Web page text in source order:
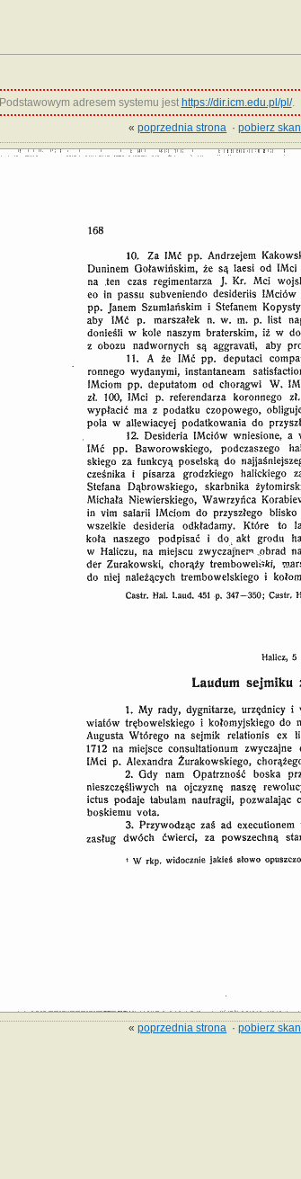
Podstawowym adresem systemu jest https://dir.icm.edu.pl/pl/.
«poprzednia strona ·pobierz skan
«poprzednia strona ·pobierz skan